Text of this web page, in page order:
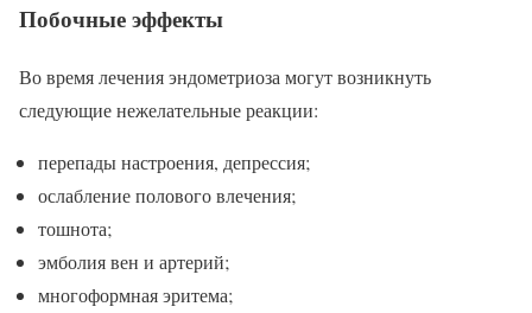
Побочные эффекты
Во время лечения эндометриоза могут возникнуть
следующие нежелательные реакции:
перепады настроения, депрессия;
ослабление полового влечения;
тошнота;
эмболия вен и артерий;
многоформная эритема;